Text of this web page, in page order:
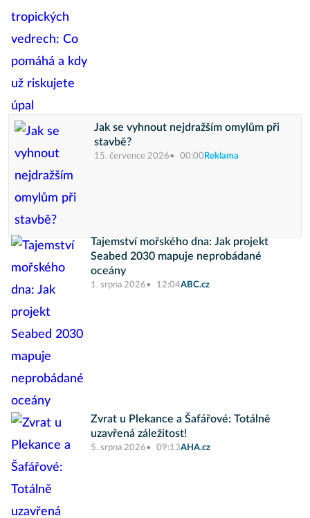
Jak se vyhnout nejdražším omylům při
stavbě?
15. července 2026 00:00 Reklama
Tajemství mořského dna: Jak projekt
Seabed 2030 mapuje neprobádané
oceány
1. srpna 2026 12:04ABC.cz
Zvrat u Plekance a Šafářové: Totálně
uzavřená záležitost!
5. srpna 2026 09:13AHA.cz